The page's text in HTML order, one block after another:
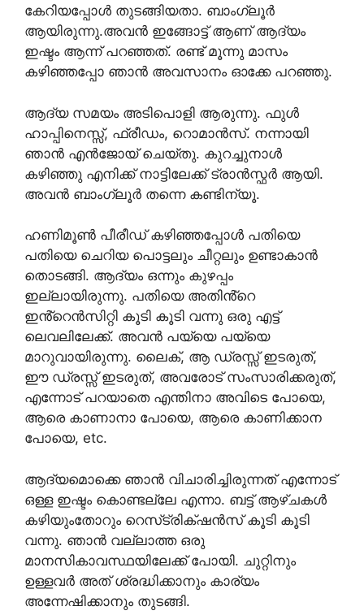
കേറിയപ്പോൾ തുടങ്ങിയതാ. ബാംഗ്ലൂർ
ആയിരുന്നു.അവൻ ഇങ്ങോട്ട് ആണ് ആദ്യം
ഇഷ്ടം ആന്ന് പറഞ്ഞത്. രണ്ട് മൂന്നു മാസം
കഴിഞ്ഞപ്പോ ഞാൻ അവസാനം ഓക്കേ പറഞ്ഞു.
ആദ്യ സമയം അടിപൊളി ആരുന്നു. ഫുൾ
ഹാപ്പിനെസ്സ്, ഫ്രീഡം, റൊമാൻസ്. നന്നായി
ഞാൻ എൻജോയ് ചെയ്തു. കുറച്ചുനാൾ
കഴിഞ്ഞു എനിക്ക് നാട്ടിലേക്ക് ട്രാൻസ്ഫർ ആയി.
അവൻ ബാംഗ്ലൂർ തന്നെ കണ്ടിന്യൂ.
ഹണിമൂൺ പീരീഡ് കഴിഞ്ഞപ്പോൾ പതിയെ
പതിയെ ചെറിയ പൊട്ടലും ചീറ്റലും ഉണ്ടാകാൻ
തൊടങ്ങി. ആദ്യം ഒന്നും കുഴപ്പം
ഇല്ലായിരുന്നു. പതിയെ അതിൻ്റെ
ഇൻ്റെൻസിറ്റി കൂടി കൂടി വന്നു ഒരു എട്ട്
ലെവലിലേക്ക്. അവൻ പയ്യെ പയ്യെ
മാറുവായിരുന്നു. ലൈക്‌, ആ ഡ്രസ്സ്‌ ഇടരുത്,
ഈ ഡ്രസ്സ്‌ ഇടരുത്, അവരോട് സംസാരിക്കരുത്,
എന്നോട് പറയാതെ എന്തിനാ അവിടെ പോയെ,
ആരെ കാണാനാ പോയെ, ആരെ കാണിക്കാന
പോയെ, etc.
ആദ്യമൊക്കെ ഞാൻ വിചാരിച്ചിരുന്നത് എന്നോട്
ഒള്ള ഇഷ്ടം കൊണ്ടല്ലേ എന്നാ. ബട്ട്‌ ആഴ്ചകൾ
കഴിയുംതോറും റെസ്‌ട്രിക്‌ഷൻസ് കൂടി കൂടി
വന്നു. ഞാൻ വല്ലാത്ത ഒരു
മാനസികാവസ്ഥയിലേക്ക് പോയി. ചുറ്റിനും
ഉള്ളവർ അത്‌ ശ്രദ്ധിക്കാനും കാര്യം
അന്നേഷിക്കാനും തുടങ്ങി.